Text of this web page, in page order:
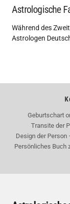
Astrologische
Während des
Astrologen
Geburtschart
Transite der
Design der Person
Persönliches Buch